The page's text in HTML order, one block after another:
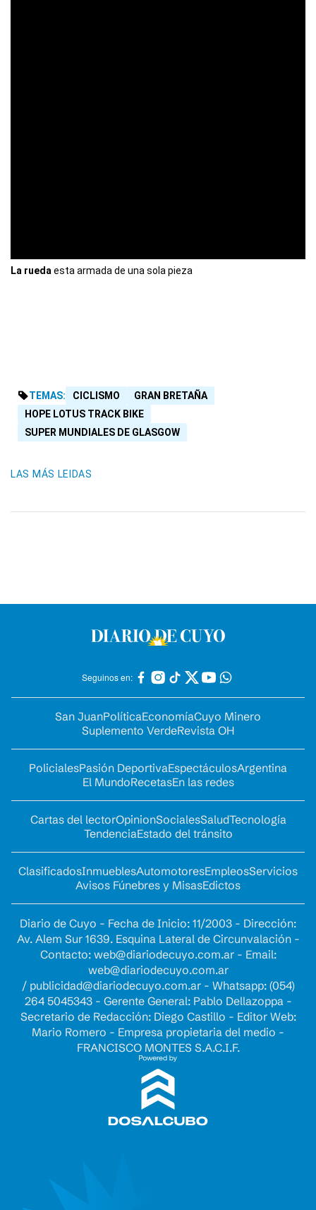
La rueda esta armada de una sola pieza
TEMAS: CICLISMO
GRAN BRETAÑA
HOPE LOTUS TRACK BIKE
SUPER MUNDIALES DE GLASGOW
LAS MÁS LEIDAS
Seguinos en:
San JuanPolíticaEconomíaCuyo Minero
Suplemento VerdeRevista OH
PolicialesPasión DeportivaEspectáculosArgentina
El MundoRecetasEn las redes
Cartas del lectorOpinionSocialesSaludTecnología
TendenciaEstado del tránsito
ClasificadosInmueblesAutomotoresEmpleosServicios
Avisos Fúnebres y MisasEdictos
Diario de Cuyo - Fecha de Inicio: 11/2003 - Dirección:
Av. Alem Sur 1639. Esquina Lateral de Circunvalación -
Contacto: web@diariodecuyo.com.ar- Email:
web@diariodecuyo.com.ar
/ publicidad@diariodecuyo.com.ar- Whatsapp: (054)
264 5045343 - Gerente General: Pablo Dellazoppa -
Secretario de Redacción: Diego Castillo - Editor Web:
Mario Romero - Empresa propietaria del medio -
FRANCISCO MONTES S.A.C.I.F.